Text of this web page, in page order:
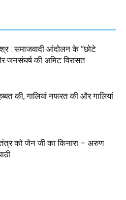
: समाजवादी आंदोलन के “छोटे
जनसंघर्ष की अमिट विरासत
की, गालियां नफरत की और गालियां
को जेन जी का किनारा – अरुण